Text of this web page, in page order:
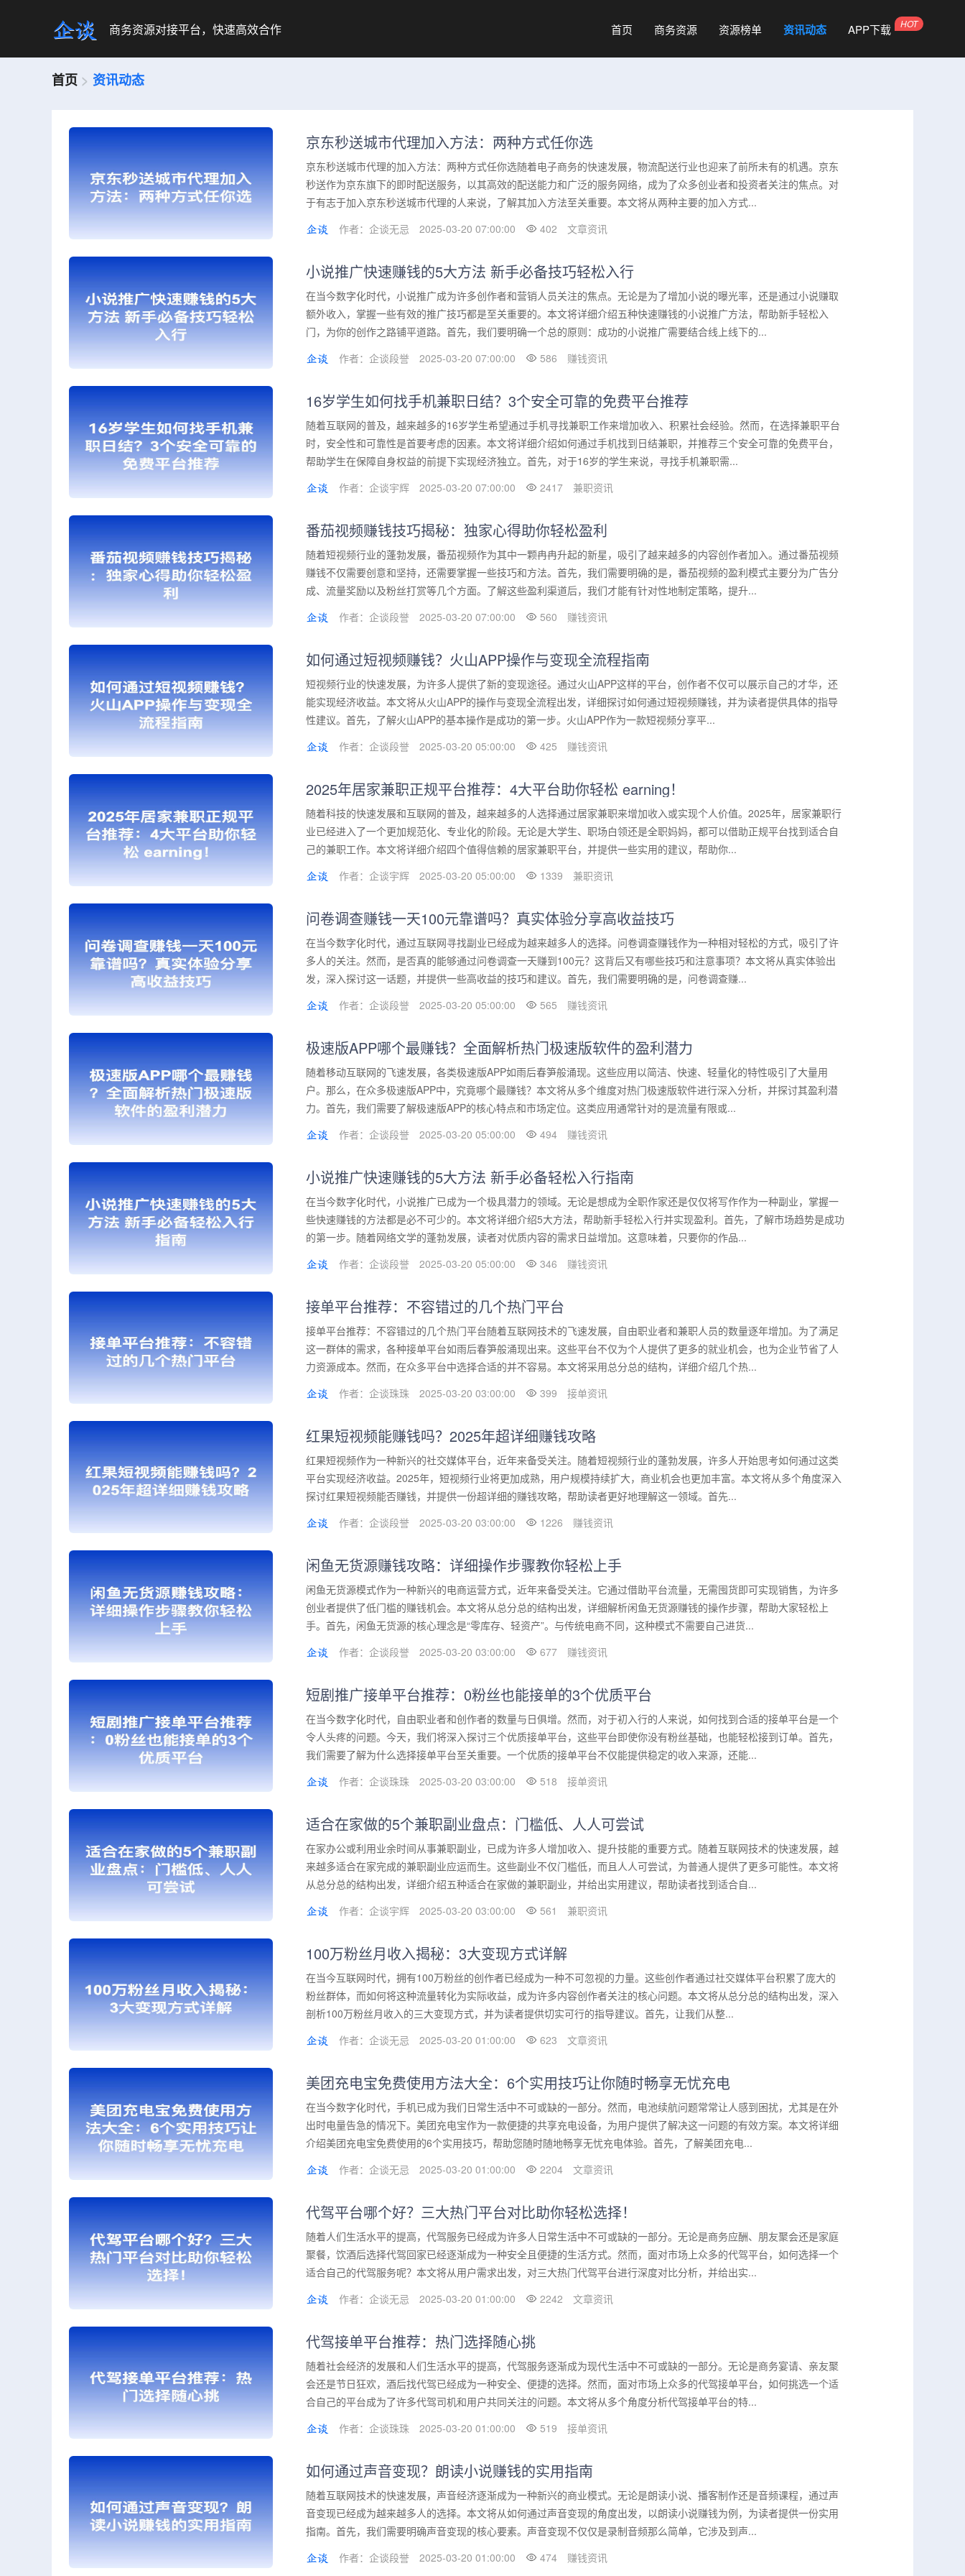
商务资源对接平台，快速高效合作 首页 商务资源 资源榜单 资讯动态 APP下载
首页 > 资讯动态
京东秒送城市代理加入方法：两种方式任你选
京东秒送城市代理的加入方法：两种方式任你选随着电子商务的快速发展，物流配送行业也迎来了前所未有的机遇。京东
秒送作为京东旗下的即时配送服务，以其高效的配送能力和广泛的服务网络，成为了众多创业者和投资者关注的焦点。对
于有志于加入京东秒送城市代理的人来说，了解其加入方法至关重要。本文将从两种主要的加入方式...
作者：企谈无忌
2025-03-20 07:00:00 402 文章资讯
小说推广快速赚钱的5大方法 新手必备技巧轻松入行
在当今数字化时代，小说推广成为许多创作者和营销人员关注的焦点。无论是为了增加小说的曝光率，还是通过小说赚取
额外收入，掌握一些有效的推广技巧都是至关重要的。本文将详细介绍五种快速赚钱的小说推广方法，帮助新手轻松入
门，为你的创作之路铺平道路。首先，我们要明确一个总的原则：成功的小说推广需要结合线上线下的...
作者：企谈段誉
2025-03-20 07:00:00 586 赚钱资讯
16岁学生如何找手机兼职日结？3个安全可靠的免费平台推荐
随着互联网的普及，越来越多的16岁学生希望通过手机寻找兼职工作来增加收入、积累社会经验。然而，在选择兼职平台
时，安全性和可靠性是首要考虑的因素。本文将详细介绍如何通过手机找到日结兼职，并推荐三个安全可靠的免费平台，
帮助学生在保障自身权益的前提下实现经济独立。首先，对于16岁的学生来说，寻找手机兼职需...
作者：企谈宇辉
2025-03-20 07:00:00 2417 兼职资讯
番茄视频赚钱技巧揭秘：独家心得助你轻松盈利
随着短视频行业的蓬勃发展，番茄视频作为其中一颗冉冉升起的新星，吸引了越来越多的内容创作者加入。通过番茄视频
赚钱不仅需要创意和坚持，还需要掌握一些技巧和方法。首先，我们需要明确的是，番茄视频的盈利模式主要分为广告分
成、流量奖励以及粉丝打赏等几个方面。了解这些盈利渠道后，我们才能有针对性地制定策略，提升...
作者：企谈段誉
2025-03-20 07:00:00 560 赚钱资讯
如何通过短视频赚钱？火山APP操作与变现全流程指南
短视频行业的快速发展，为许多人提供了新的变现途径。通过火山APP这样的平台，创作者不仅可以展示自己的才华，还
能实现经济收益。本文将从火山APP的操作与变现全流程出发，详细探讨如何通过短视频赚钱，并为读者提供具体的指导
性建议。首先，了解火山APP的基本操作是成功的第一步。火山APP作为一款短视频分享平...
作者：企谈段誉
2025-03-20 05:00:00 425 赚钱资讯
2025年居家兼职正规平台推荐：4大平台助你轻松 earning！
随着科技的快速发展和互联网的普及，越来越多的人选择通过居家兼职来增加收入或实现个人价值。2025年，居家兼职行
业已经进入了一个更加规范化、专业化的阶段。无论是大学生、职场白领还是全职妈妈，都可以借助正规平台找到适合自
己的兼职工作。本文将详细介绍四个值得信赖的居家兼职平台，并提供一些实用的建议，帮助你...
作者：企谈宇辉
2025-03-20 05:00:00 1339 兼职资讯
问卷调查赚钱一天100元靠谱吗？真实体验分享高收益技巧
在当今数字化时代，通过互联网寻找副业已经成为越来越多人的选择。问卷调查赚钱作为一种相对轻松的方式，吸引了许
多人的关注。然而，是否真的能够通过问卷调查一天赚到100元？这背后又有哪些技巧和注意事项？本文将从真实体验出
发，深入探讨这一话题，并提供一些高收益的技巧和建议。首先，我们需要明确的是，问卷调查赚...
作者：企谈段誉
2025-03-20 05:00:00 565 赚钱资讯
极速版APP哪个最赚钱？全面解析热门极速版软件的盈利潜力
随着移动互联网的飞速发展，各类极速版APP如雨后春笋般涌现。这些应用以简洁、快速、轻量化的特性吸引了大量用
户。那么，在众多极速版APP中，究竟哪个最赚钱？本文将从多个维度对热门极速版软件进行深入分析，并探讨其盈利潜
力。首先，我们需要了解极速版APP的核心特点和市场定位。这类应用通常针对的是流量有限或...
作者：企谈段誉
2025-03-20 05:00:00 494 赚钱资讯
小说推广快速赚钱的5大方法 新手必备轻松入行指南
在当今数字化时代，小说推广已成为一个极具潜力的领域。无论是想成为全职作家还是仅仅将写作作为一种副业，掌握一
些快速赚钱的方法都是必不可少的。本文将详细介绍5大方法，帮助新手轻松入行并实现盈利。首先，了解市场趋势是成功
的第一步。随着网络文学的蓬勃发展，读者对优质内容的需求日益增加。这意味着，只要你的作品...
作者：企谈段誉
2025-03-20 05:00:00 346 赚钱资讯
接单平台推荐：不容错过的几个热门平台
接单平台推荐：不容错过的几个热门平台随着互联网技术的飞速发展，自由职业者和兼职人员的数量逐年增加。为了满足
这一群体的需求，各种接单平台如雨后春笋般涌现出来。这些平台不仅为个人提供了更多的就业机会，也为企业节省了人
力资源成本。然而，在众多平台中选择合适的并不容易。本文将采用总分总的结构，详细介绍几个热...
作者：企谈珠珠
2025-03-20 03:00:00 399 接单资讯
红果短视频能赚钱吗？2025年超详细赚钱攻略
红果短视频作为一种新兴的社交媒体平台，近年来备受关注。随着短视频行业的蓬勃发展，许多人开始思考如何通过这类
平台实现经济收益。2025年，短视频行业将更加成熟，用户规模持续扩大，商业机会也更加丰富。本文将从多个角度深入
探讨红果短视频能否赚钱，并提供一份超详细的赚钱攻略，帮助读者更好地理解这一领域。首先...
作者：企谈段誉
2025-03-20 03:00:00 1226 赚钱资讯
闲鱼无货源赚钱攻略：详细操作步骤教你轻松上手
闲鱼无货源模式作为一种新兴的电商运营方式，近年来备受关注。它通过借助平台流量，无需囤货即可实现销售，为许多
创业者提供了低门槛的赚钱机会。本文将从总分总的结构出发，详细解析闲鱼无货源赚钱的操作步骤，帮助大家轻松上
手。首先，闲鱼无货源的核心理念是“零库存、轻资产”。与传统电商不同，这种模式不需要自己进货...
作者：企谈段誉
2025-03-20 03:00:00 677 赚钱资讯
短剧推广接单平台推荐：0粉丝也能接单的3个优质平台
在当今数字化时代，自由职业者和创作者的数量与日俱增。然而，对于初入行的人来说，如何找到合适的接单平台是一个
令人头疼的问题。今天，我们将深入探讨三个优质接单平台，这些平台即使你没有粉丝基础，也能轻松接到订单。首先，
我们需要了解为什么选择接单平台至关重要。一个优质的接单平台不仅能提供稳定的收入来源，还能...
作者：企谈珠珠
2025-03-20 03:00:00 518 接单资讯
适合在家做的5个兼职副业盘点：门槛低、人人可尝试
在家办公或利用业余时间从事兼职副业，已成为许多人增加收入、提升技能的重要方式。随着互联网技术的快速发展，越
来越多适合在家完成的兼职副业应运而生。这些副业不仅门槛低，而且人人可尝试，为普通人提供了更多可能性。本文将
从总分总的结构出发，详细介绍五种适合在家做的兼职副业，并给出实用建议，帮助读者找到适合自...
作者：企谈宇辉
2025-03-20 03:00:00 561 兼职资讯
100万粉丝月收入揭秘：3大变现方式详解
在当今互联网时代，拥有100万粉丝的创作者已经成为一种不可忽视的力量。这些创作者通过社交媒体平台积累了庞大的
粉丝群体，而如何将这种流量转化为实际收益，成为许多内容创作者关注的核心问题。本文将从总分总的结构出发，深入
剖析100万粉丝月收入的三大变现方式，并为读者提供切实可行的指导建议。首先，让我们从整...
作者：企谈无忌
2025-03-20 01:00:00 623 文章资讯
美团充电宝免费使用方法大全：6个实用技巧让你随时畅享无忧充电
在当今数字化时代，手机已成为我们日常生活中不可或缺的一部分。然而，电池续航问题常常让人感到困扰，尤其是在外
出时电量告急的情况下。美团充电宝作为一款便捷的共享充电设备，为用户提供了解决这一问题的有效方案。本文将详细
介绍美团充电宝免费使用的6个实用技巧，帮助您随时随地畅享无忧充电体验。首先，了解美团充电...
作者：企谈无忌
2025-03-20 01:00:00 2204 文章资讯
代驾平台哪个好？三大热门平台对比助你轻松选择！
随着人们生活水平的提高，代驾服务已经成为许多人日常生活中不可或缺的一部分。无论是商务应酬、朋友聚会还是家庭
聚餐，饮酒后选择代驾回家已经逐渐成为一种安全且便捷的生活方式。然而，面对市场上众多的代驾平台，如何选择一个
适合自己的代驾服务呢？本文将从用户需求出发，对三大热门代驾平台进行深度对比分析，并给出实...
作者：企谈无忌
2025-03-20 01:00:00 2242 文章资讯
代驾接单平台推荐：热门选择随心挑
随着社会经济的发展和人们生活水平的提高，代驾服务逐渐成为现代生活中不可或缺的一部分。无论是商务宴请、亲友聚
会还是节日狂欢，酒后找代驾已经成为一种安全、便捷的选择。然而，面对市场上众多的代驾接单平台，如何挑选一个适
合自己的平台成为了许多代驾司机和用户共同关注的问题。本文将从多个角度分析代驾接单平台的特...
作者：企谈珠珠
2025-03-20 01:00:00 519 接单资讯
如何通过声音变现？朗读小说赚钱的实用指南
随着互联网技术的快速发展，声音经济逐渐成为一种新兴的商业模式。无论是朗读小说、播客制作还是音频课程，通过声
音变现已经成为越来越多人的选择。本文将从如何通过声音变现的角度出发，以朗读小说赚钱为例，为读者提供一份实用
指南。首先，我们需要明确声音变现的核心要素。声音变现不仅仅是录制音频那么简单，它涉及到声...
作者：企谈段誉
2025-03-20 01:00:00 474 赚钱资讯